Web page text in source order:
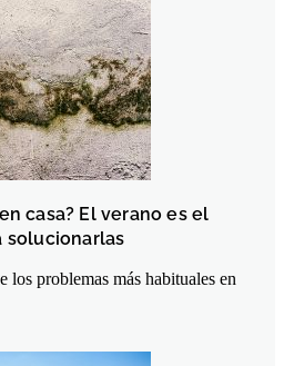
casa? El verano es el
solucionarlas
los problemas más habituales en